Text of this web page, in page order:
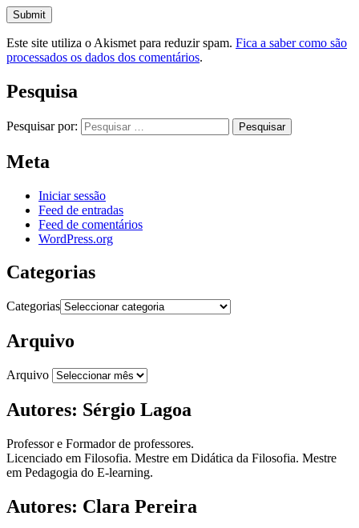
Este site utiliza o Akismet para reduzir spam. Fica a saber como são
processados os dados dos comentários.
Pesquisa
Pesquisar por:
Meta
Iniciar sessão
Feed de entradas
Feed de comentários
WordPress.org
Categorias
Categorias
Arquivo
Arquivo
Autores: Sérgio Lagoa
Professor e Formador de professores.
Licenciado em Filosofia. Mestre em Didática da Filosofia. Mestre
em Pedagogia do E-learning.
Autores: Clara Pereira